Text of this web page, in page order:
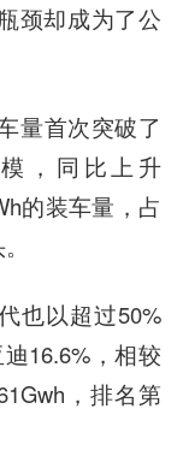
颈却成为了公
量首次突破了
模，同比上升
的装车量，占
也以超过50%
16.6%，相较
，排名第